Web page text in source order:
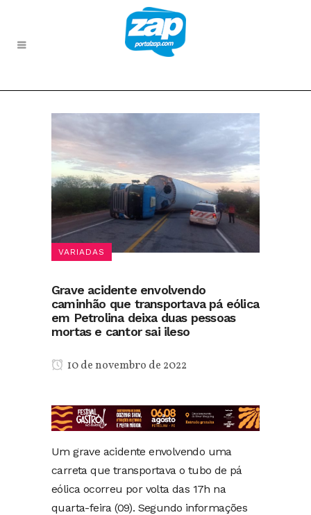
VARIADAS
Grave acidente envolvendo
caminhão que transportava pá eólica
em Petrolina deixa duas pessoas
mortas e cantor sai ileso
10 de novembro de 2022
Um grave acidente envolvendo uma
carreta que transportava o tubo de pá
eólica ocorreu por volta das 17h na
quarta-feira (09). Segundo informações